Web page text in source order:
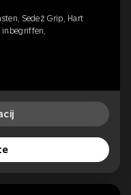
Sedež Grip, Hart
inbegriffen,